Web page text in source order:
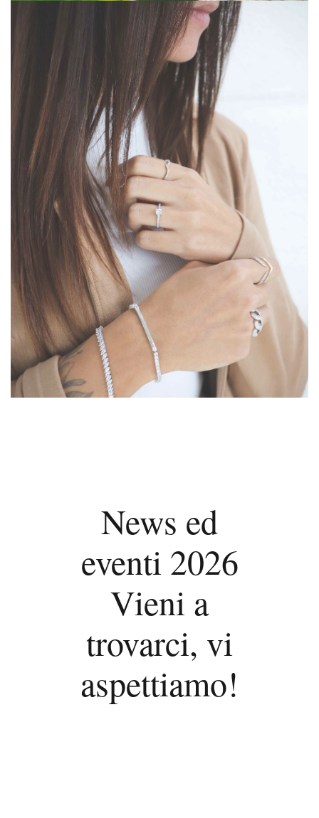
News ed
eventi 2026
Vieni a
trovarci, vi
aspettiamo!